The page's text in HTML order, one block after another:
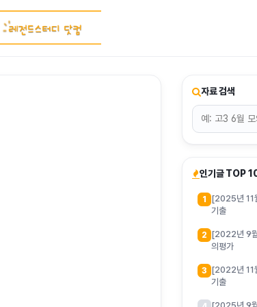
자료 검색
인기글 TOP
1
[2025년 11
기출
2 [2022년 9
의평가
3 [2022년 11
기출